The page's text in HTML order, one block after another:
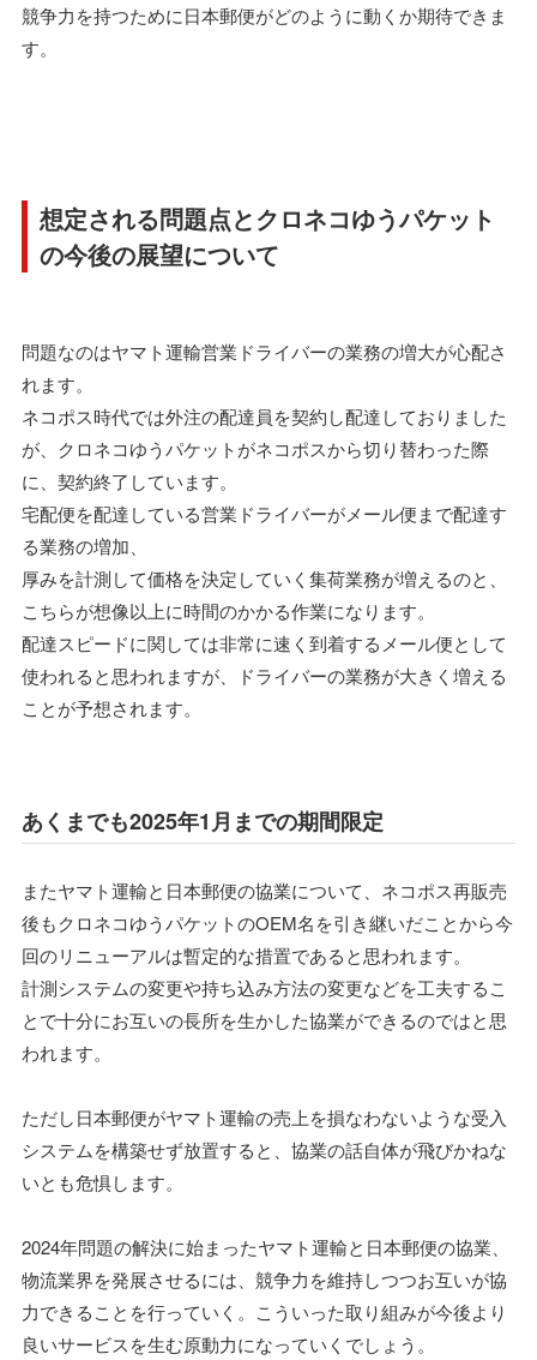
競争力を持つために日本郵便がどのように動くか期待できま
す。
想定される問題点とクロネコゆうパケット
の今後の展望について
問題なのはヤマト運輸営業ドライバーの業務の増大が心配さ
れます。
ネコポス時代では外注の配達員を契約し配達しておりました
が、クロネコゆうパケットがネコポスから切り替わった際
に、契約終了しています。
宅配便を配達している営業ドライバーがメール便まで配達す
る業務の増加、
厚みを計測して価格を決定していく集荷業務が増えるのと、
こちらが想像以上に時間のかかる作業になります。
配達スピードに関しては非常に速く到着するメール便として
使われると思われますが、ドライバーの業務が大きく増える
ことが予想されます。
あくまでも2025年1月までの期間限定
またヤマト運輸と日本郵便の協業について、ネコポス再販売
後もクロネコゆうパケットのOEM名を引き継いだことから今
回のリニューアルは暫定的な措置であると思われます。
計測システムの変更や持ち込み方法の変更などを工夫するこ
とで十分にお互いの長所を生かした協業ができるのではと思
われます。
ただし日本郵便がヤマト運輸の売上を損なわないような受入
システムを構築せず放置すると、協業の話自体が飛びかねな
いとも危惧します。
2024年問題の解決に始まったヤマト運輸と日本郵便の協業、
物流業界を発展させるには、競争力を維持しつつお互いが協
力できることを行っていく。こういった取り組みが今後より
良いサービスを生む原動力になっていくでしょう。